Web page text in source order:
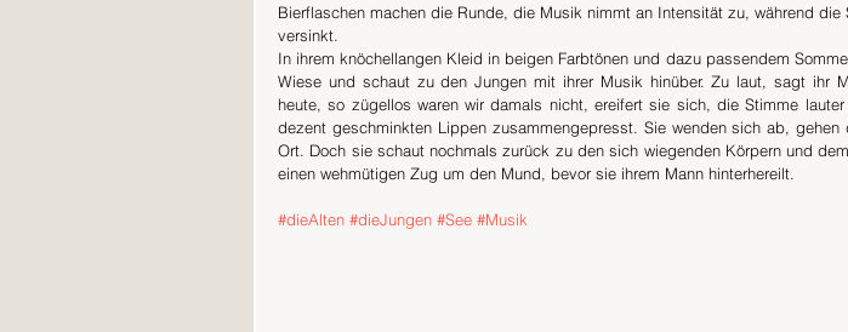
Bierflaschen machen die Runde, die Musik nimmt an Intensität zu, während die
versinkt.
In ihrem knöchellangen Kleid in beigen Farbtönen und dazu passendem
Wiese und schaut zu den Jungen mit ihrer Musik hinüber. Zu laut, sagt ihr
heute, so zügellos waren wir damals nicht, ereifert sie sich, die Stimme
dezent geschminkten Lippen zusammengepresst. Sie wenden sich ab, gehen
Ort. Doch sie schaut nochmals zurück zu den sich wiegenden Körpern und
einen wehmütigen Zug um den Mund, bevor sie ihrem Mann hinterhereilt.
#dieAlten #dieJungen #See #Musik